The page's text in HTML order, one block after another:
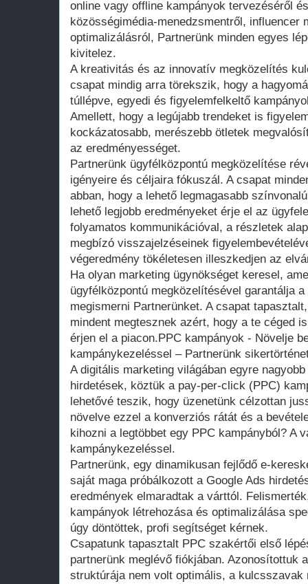
online vagy offline kampányok tervezéséről
közösségimédia-menedzsmentről, influencer
optimalizálásról, Partnerünk minden egyes
kivitelez.
A kreativitás és az innovatív megközelítés
csapat mindig arra törekszik, hogy a
túllépve, egyedi és figyelemfelkeltő
Amellett, hogy a legújabb trendeket is
kockázatosabb, merészebb ötletek
az eredményességet.
Partnerünk ügyfélközpontú megközelítése
igényeire és céljaira fókuszál. A csapat
abban, hogy a lehető legmagasabb
lehető legjobb eredményeket érje el az
folyamatos kommunikációval, a részletek
megbízó visszajelzéseinek
végeredmény tökéletesen illeszkedjen az
Ha olyan marketing ügynökséget keresel,
ügyfélközpontú megközelítésével garantálja
megismerni Partnerünket. A csapat
mindent megtesznek azért, hogy a te céged
érjen el a piacon.PPC kampányok - Növelje
kampánykezeléssel – Partnerünk
A digitális marketing világában egyre
hirdetések, köztük a pay-per-click (PPC)
lehetővé teszik, hogy üzenetünk célzottan
növelve ezzel a konverziós rátát és a
kihozni a legtöbbet egy PPC kampányból? A
kampánykezeléssel.
Partnerünk, egy dinamikusan fejlődő e-
saját maga próbálkozott a Google Ads
eredmények elmaradtak a várttól.
kampányok létrehozása és optimalizálása
úgy döntöttek, profi segítséget kérnek.
Csapatunk tapasztalt PPC szakértői első
partnerünk meglévő fiókjában. Azonosítottuk
struktúrája nem volt optimális, a kulcsszavak